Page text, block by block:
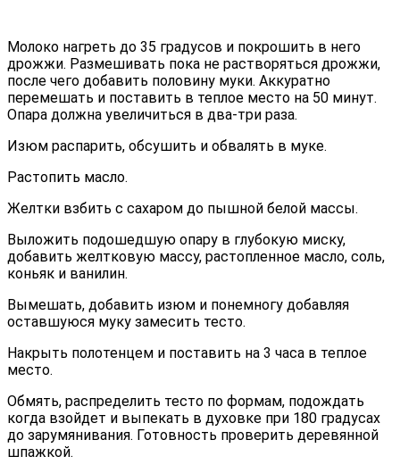
Молоко нагреть до 35 градусов и покрошить в него
дрожжи. Размешивать пока не растворяться дрожжи,
после чего добавить половину муки. Аккуратно
перемешать и поставить в теплое место на 50 минут.
Опара должна увеличиться в два-три раза.
Изюм распарить, обсушить и обвалять в муке.
Растопить масло.
Желтки взбить с сахаром до пышной белой массы.
Выложить подошедшую опару в глубокую миску,
добавить желтковую массу, растопленное масло, соль,
коньяк и ванилин.
Вымешать, добавить изюм и понемногу добавляя
оставшуюся муку замесить тесто.
Накрыть полотенцем и поставить на 3 часа в теплое
место.
Обмять, распределить тесто по формам, подождать
когда взойдет и выпекать в духовке при 180 градусах
до зарумянивания. Готовность проверить деревянной
шпажкой.